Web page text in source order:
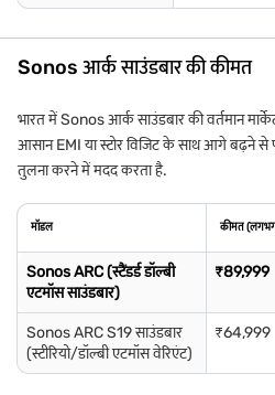
Sonos आर्क साउंडबार की कीमत
भारत में Sonos आर्क साउंडबार की वर्तमान
आसान EMI या स्टोर विजिट के साथ आगे बढ़ने से
तुलना करने में मदद करता है.
मॉडल कीमत
Sonos ARC (स्टैंडर्ड डॉल्बी
एटमॉस साउंडबार)
₹89,999
Sonos ARC S19 साउंडबार
(स्टीरियो/डॉल्बी एटमॉस वेरिएंट)
₹64,999